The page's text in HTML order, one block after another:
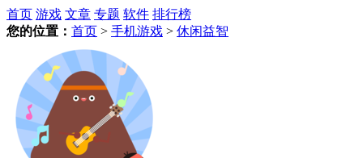
首页 游戏 文章 专题 软件 排行榜
您的位置： 首页 > 手机游戏 > 休闲益智